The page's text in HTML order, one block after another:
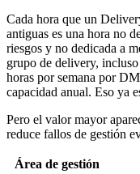
Cada hora que un
antiguas es una hora no
riesgos y no dedicada a
grupo de delivery,
horas por semana por
capacidad anual. Eso ya
Pero el valor mayor
reduce fallos de gestión
Área de gestión